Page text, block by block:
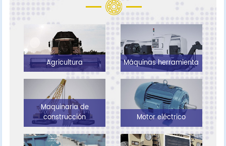
Agricultura Máquinas herramienta
Maquinaria de
construcción
Motor eléctrico